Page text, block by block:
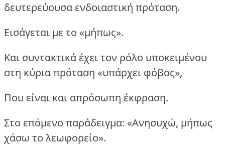
δευτερεύουσα ενδοιαστική πρόταση.
Εισάγεται με το «μήπως».
Και συντακτικά έχει τον ρόλο υποκειμένου
στη κύρια πρόταση «υπάρχει φόβος»,
Που είναι και απρόσωπη έκφραση.
Στο επόμενο παράδειγμα: «Ανησυχώ, μήπως
χάσω το λεωφορείο».